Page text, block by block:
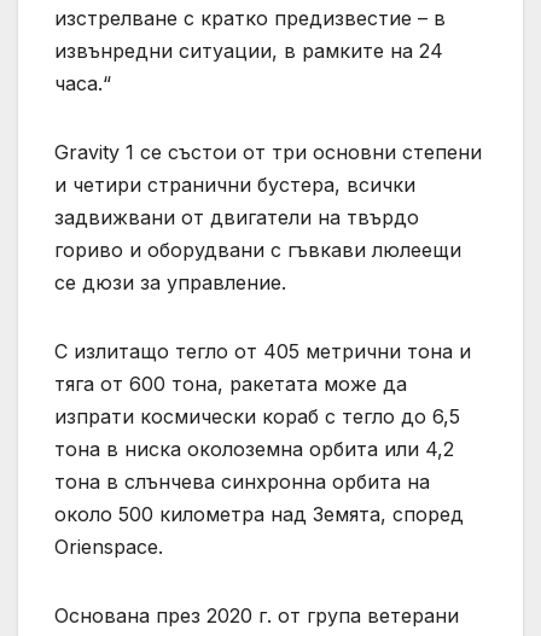
изстрелване с кратко предизвестие – в
извънредни ситуации, в рамките на 24
часа.“
Gravity 1 се състои от три основни степени
и четири странични бустера, всички
задвижвани от двигатели на твърдо
гориво и оборудвани с гъвкави люлеещи
се дюзи за управление.
С излитащо тегло от 405 метрични тона и
тяга от 600 тона, ракетата може да
изпрати космически кораб с тегло до 6,5
тона в ниска околоземна орбита или 4,2
тона в слънчева синхронна орбита на
около 500 километра над Земята, според
Orienspace.
Основана през 2020 г. от група ветерани